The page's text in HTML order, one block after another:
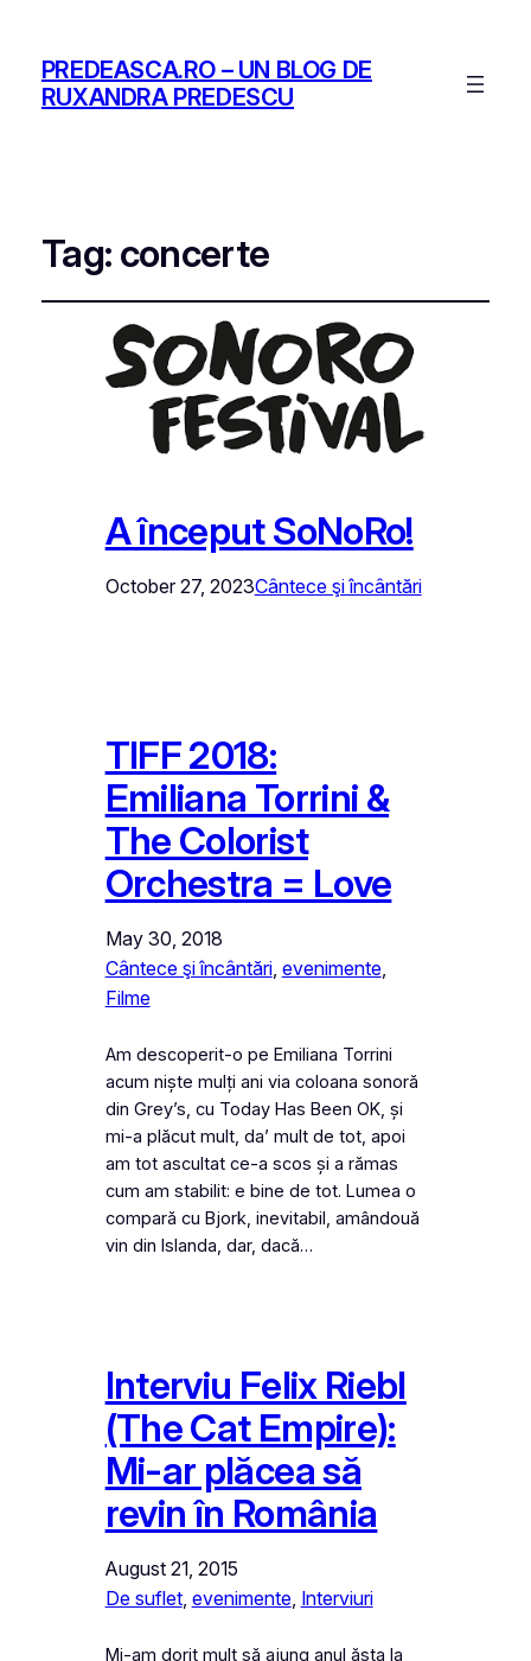
PREDEASCA.RO – UN BLOG DE
RUXANDRA PREDESCU
Tag: concerte
A început SoNoRo!
October 27, 2023Cântece şi încântări
TIFF 2018:
Emiliana Torrini &
The Colorist
Orchestra = Love
May 30, 2018
Cântece şi încântări, evenimente
Filme
Am descoperit-o pe Emiliana Torrini
acum niște mulți ani via coloana sonoră
din Grey’s, cu Today Has Been OK, și
mi-a plăcut mult, da’ mult de tot, apoi
am tot ascultat ce-a scos și a rămas
cum am stabilit: e bine de tot. Lumea o
compară cu Bjork, inevitabil, amândouă
vin din Islanda, dar, dacă…
Interviu Felix Riebl
(The Cat Empire):
Mi-ar plăcea să
revin în România
August 21, 2015
De suflet, evenimente, Interviuri
Mi-am dorit mult să ajung anul ăsta la